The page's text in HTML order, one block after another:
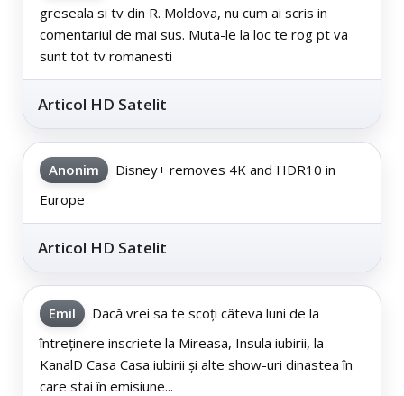
greseala si tv din R. Moldova, nu cum ai scris in
comentariul de mai sus. Muta-le la loc te rog pt va
sunt tot tv romanesti
Articol HD Satelit
Anonim
Disney+ removes 4K and HDR10 in
Europe
Articol HD Satelit
Emil
Dacă vrei sa te scoți câteva luni de la
întreținere inscriete la Mireasa, Insula iubirii, la
KanalD Casa Casa iubirii și alte show-uri dinastea în
care stai în emisiune...